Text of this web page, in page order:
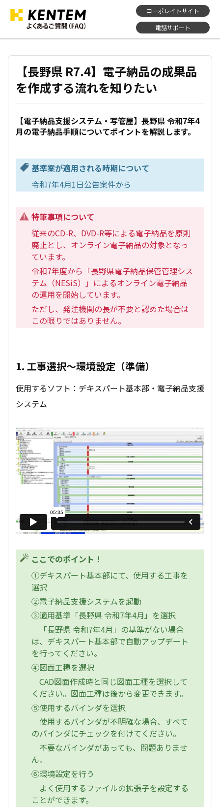
コーポレイトサイト
電話サポート
【長野県 R7.4】電子納品の成果品
を作成する流れを知りたい
【電子納品支援システム・写管屋】長野県 令和7年4
月の電子納品手順についてポイントを解説します。
基準案が適用される時期について
令和7年4月1日公告案件から
特筆事項について
従来のCD-R、DVD-R等による電子納品を原則
廃止とし、オンライン電子納品の対象となっ
ています。
令和7年度から「長野県電子納品保管管理シス
テム（NESiS）」によるオンライン電子納品
の運用を開始しています。
ただし、発注機関の長が不要と認めた場合は
この限りではありません。
1. 工事選択～環境設定（準備）
使用するソフト：デキスパート基本部・電子納品支援
システム
ここでのポイント！
①デキスパート基本部にて、使用する工事を
選択
②電子納品支援システムを起動
③適用基準「長野県 令和7年4月」を選択
「長野県 令和7年4月」の基準がない場合
は、デキスパート基本部で自動アップデート
を行ってください。
④図面工種を選択
CAD図面作成時と同じ図面工種を選択して
ください。図面工種は後から変更できます。
⑤使用するバインダを選択
使用するバインダが不明確な場合、すべて
のバインダにチェックを付けてください。
不要なバインダがあっても、問題ありませ
ん。
⑥環境設定を行う
よく使用するファイルの拡張子を設定する
ことができます。